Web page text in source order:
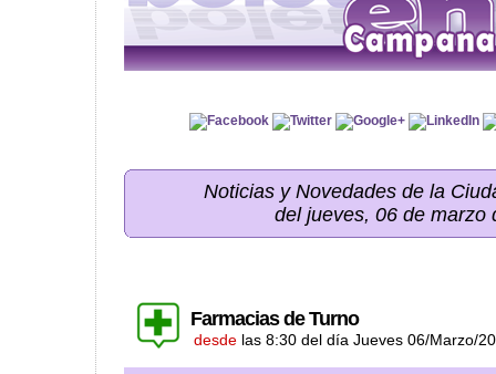
Noticias y Novedades de la
del jueves, 06 de marzo
Farmacias de Turno
desde las 8:30 del día Jueves 06/Marzo/